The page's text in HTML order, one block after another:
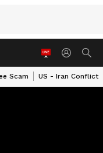
Scam US - Iran Conflict